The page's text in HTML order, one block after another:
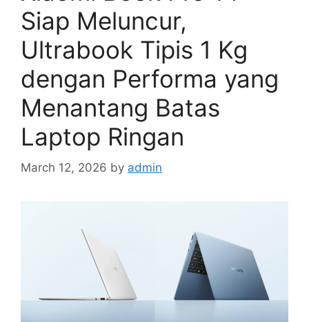
Siap Meluncur,
Ultrabook Tipis 1 Kg
dengan Performa yang
Menantang Batas
Laptop Ringan
March 12, 2026 by admin